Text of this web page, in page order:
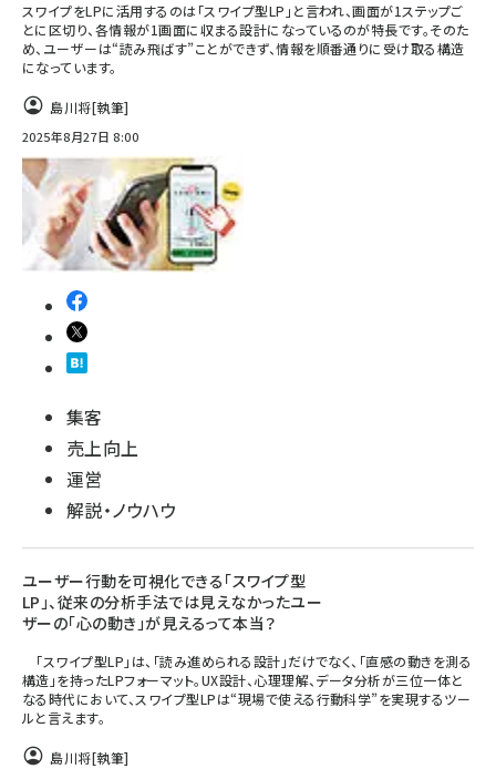
スワイプをLPに活用するのは「スワイプ型LP」と言われ、画面が1ステップご
とに区切り、各情報が1画面に収まる設計になっているのが特長です。そのた
め、ユーザーは“読み飛ばす”ことができず、情報を順番通りに受け取る構造
になっています。
島川将[執筆]
2025年8月27日 8:00
集客
売上向上
運営
解説・ノウハウ
ユーザー行動を可視化できる「スワイプ型
LP」、従来の分析手法では見えなかったユー
ザーの「心の動き」が見えるって本当？
「スワイプ型LP」は、「読み進められる設計」だけでなく、「直感の動きを測る
構造」を持ったLPフォーマット。UX設計、心理理解、データ分析が三位一体と
なる時代において、スワイプ型LPは“現場で使える行動科学”を実現するツー
ルと言えます。
島川将[執筆]